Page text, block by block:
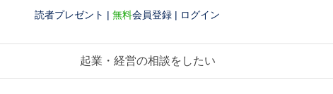
読者プレゼント | 無料会員登録 | ログイン
起業・経営の相談をしたい